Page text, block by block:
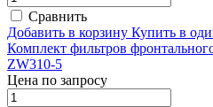
Сравнить
Добавить в корзину Купить в
Комплект фильтров
ZW310-5
Цена по запросу